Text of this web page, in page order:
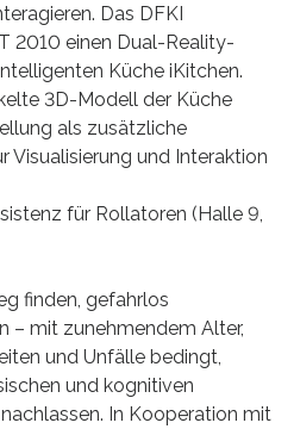
Das DFKI
2010 einen Dual-Reality-
Küche iKitchen.
3D-Modell der Küche
als zusätzliche
Visualisierung und Interaktion
für Rollatoren (Halle 9,
finden, gefahrlos
– mit zunehmendem Alter,
und Unfälle bedingt,
und kognitiven
In Kooperation mit